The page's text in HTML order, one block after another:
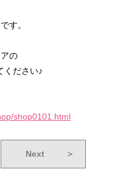
す。
の
ください♪
shop0101.html
Next ＞